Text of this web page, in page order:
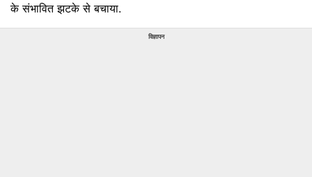
के संभावित झटके से बचाया.
विज्ञापन